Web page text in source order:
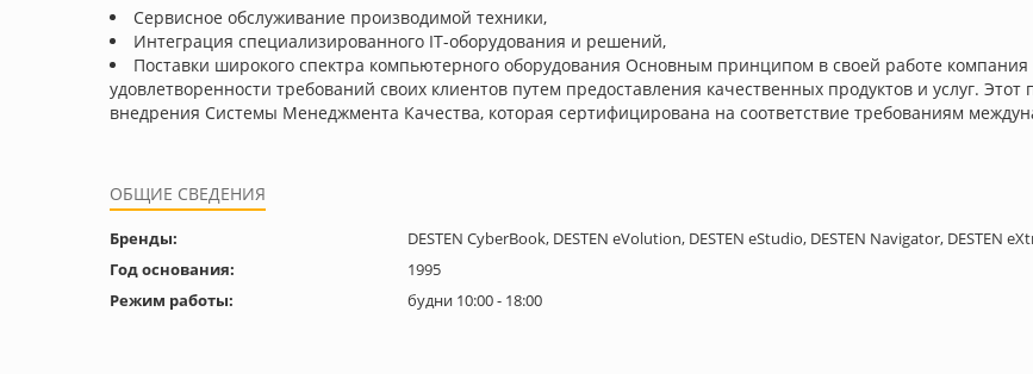
Сервисное обслуживание производимой техники,
Интеграция специализированного IT-оборудования и решений,
Поставки широкого спектра компьютерного оборудования Основным принципом в своей работе
удовлетворенности требований своих клиентов путем предоставления качественных продуктов и услуг.
внедрения Системы Менеджмента Качества, которая сертифицирована на соответствие требованиям
ОБЩИЕ СВЕДЕНИЯ
Бренды:
DESTEN CyberBook, DESTEN eVolution, DESTEN eStudio, DESTEN Navigator, DESTEN
Год основания:
1995
Режим работы:
будни 10:00 - 18:00